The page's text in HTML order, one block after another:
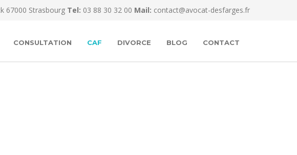
67000 Strasbourg Tel: 03 88 30 32 00 Mail: contact@avocat-desfarges.fr
CONSULTATION CAF DIVORCE BLOG CONTACT